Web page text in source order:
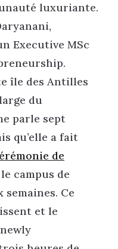
luxuriante.
Executive MSc
île des Antilles
du
parle sept
qu’elle a fait
de
campus de
semaines. Ce
et le